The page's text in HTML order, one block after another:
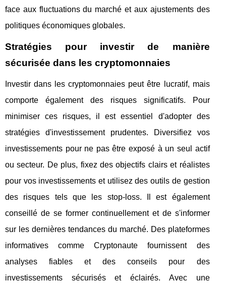
face aux fluctuations du marché et aux ajustements des
politiques économiques globales.
Stratégies pour investir de manière
sécurisée dans les cryptomonnaies
Investir dans les cryptomonnaies peut être lucratif, mais
comporte également des risques significatifs. Pour
minimiser ces risques, il est essentiel d'adopter des
stratégies d'investissement prudentes. Diversifiez vos
investissements pour ne pas être exposé à un seul actif
ou secteur. De plus, fixez des objectifs clairs et réalistes
pour vos investissements et utilisez des outils de gestion
des risques tels que les stop-loss. Il est également
conseillé de se former continuellement et de s'informer
sur les dernières tendances du marché. Des plateformes
informatives comme Cryptonaute fournissent des
analyses fiables et des conseils pour des
investissements sécurisés et éclairés. Avec une